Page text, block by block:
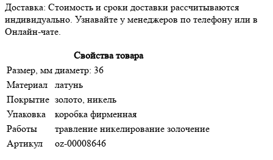
Доставка: Стоимость и сроки доставки рассчитываются
индивидуально. Узнавайте у менеджеров по телефону или в
Онлайн-чате.
Свойства товара
Размер, мм диаметр: 36
Материал
латунь
Покрытие золото, никель
Упаковка
коробка фирменная
Работы
травление никелирование золочение
Артикул
oz-00008646